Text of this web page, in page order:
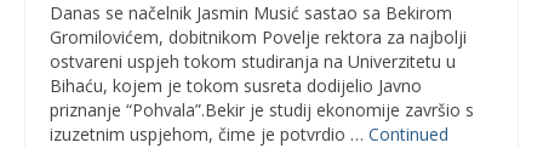
Danas se načelnik Jasmin Musić sastao sa Bekirom
Gromilovićem, dobitnikom Povelje rektora za najbolji
ostvareni uspjeh tokom studiranja na Univerzitetu u
Bihaću, kojem je tokom susreta dodijelio Javno
priznanje “Pohvala”.Bekir je studij ekonomije završio s
izuzetnim uspjehom, čime je potvrdio … Continued